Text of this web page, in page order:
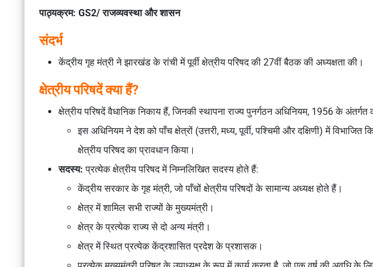
पाठ्यक्रम: GS2/ राजव्यवस्था और शासन
संदर्भ
केंद्रीय गृह मंत्री ने झारखंड के रांची में पूर्वी क्षेत्रीय परिषद की 27वीं बैठक की अध्यक्षता की।
क्षेत्रीय परिषदें क्या हैं?
क्षेत्रीय परिषदें वैधानिक निकाय हैं, जिनकी स्थापना राज्य पुनर्गठन अधिनियम, 1956 के अंतर्गत
इस अधिनियम ने देश को पाँच क्षेत्रों (उत्तरी, मध्य, पूर्वी, पश्चिमी और दक्षिणी) में
क्षेत्रीय परिषद का प्रावधान किया।
सदस्य:प्रत्येक क्षेत्रीय परिषद में निम्नलिखित सदस्य होते हैं:
केंद्रीय सरकार के गृह मंत्री, जो पाँचों क्षेत्रीय परिषदों के सामान्य अध्यक्ष होते हैं।
क्षेत्र में शामिल सभी राज्यों के मुख्यमंत्री।
क्षेत्र के प्रत्येक राज्य से दो अन्य मंत्री।
क्षेत्र में स्थित प्रत्येक केंद्रशासित प्रदेश के प्रशासक।